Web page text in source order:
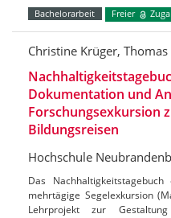
Bachelorarbeit Freier
Christine Krüger,
Dokumentation und
Forschungsexkursion
Bildungsreisen
Hochschule
Das
mehrtägige Segelexkursion
Lehrprojekt zur